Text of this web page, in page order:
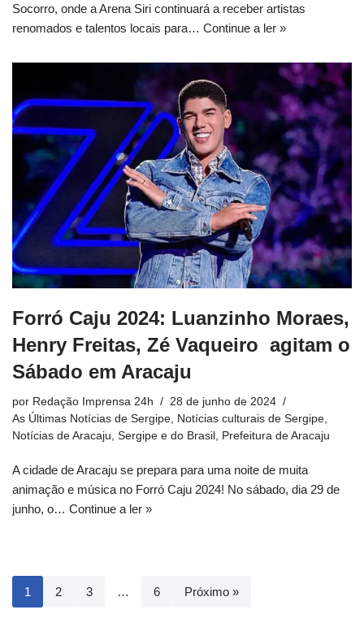
Socorro, onde a Arena Siri continuará a receber artistas
renomados e talentos locais para… Continue a ler »
Forró Caju 2024: Luanzinho Moraes,
Henry Freitas, Zé Vaqueiro agitam o
Sábado em Aracaju
por Redação Imprensa 24h
28 de junho de 2024
As Últimas Notícias de Sergipe, Notícias culturais de Sergipe,
Notícias de Aracaju, Sergipe e do Brasil , Prefeitura de Aracaju
A cidade de Aracaju se prepara para uma noite de muita
animação e música no Forró Caju 2024! No sábado, dia 29 de
junho, o… Continue a ler »
1 2 3 … 6 Próximo »